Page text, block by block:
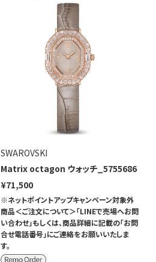
SWAROVSKI
Matrix octagon ウォッチ_5755686
¥71,500
※ネットポイントアップキャンペーン対象外
商品＜ご注文について＞「LINEで売場へお問
い合わせ」もしくは、商品詳細に記載の「お問
合せ電話番号」にご連絡をお願いいたしま
す。